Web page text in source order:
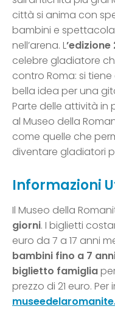
città si anima con
bambini e
nell’arena. L’edizione
celebre gladiatore
contro Roma: si
bella idea per una
Parte delle attività in
al Museo della
come quelle che
diventare gladiatori
Informazioni
Il Museo della
giorni. I biglietti
euro da 7 a 17 anni
bambini fino a 7
biglietto famiglia
prezzo di 21 euro.